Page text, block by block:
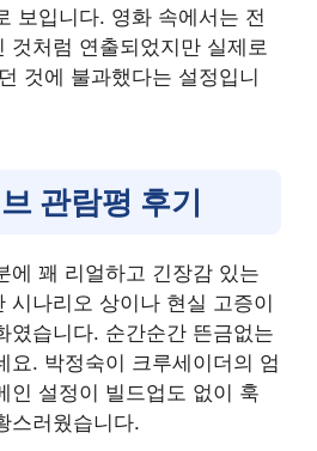
보입니다. 영화 속에서는 전
것처럼 연출되었지만 실제로
것에 불과했다는 설정입니
관람평 후기
에 꽤 리얼하고 긴장감 있는
시나리오 상이나 현실 고증이
였습니다. 순간순간 뜬금없는
요. 박정숙이 크루세이더의 엄
인 설정이 빌드업도 없이 훅
스러웠습니다.